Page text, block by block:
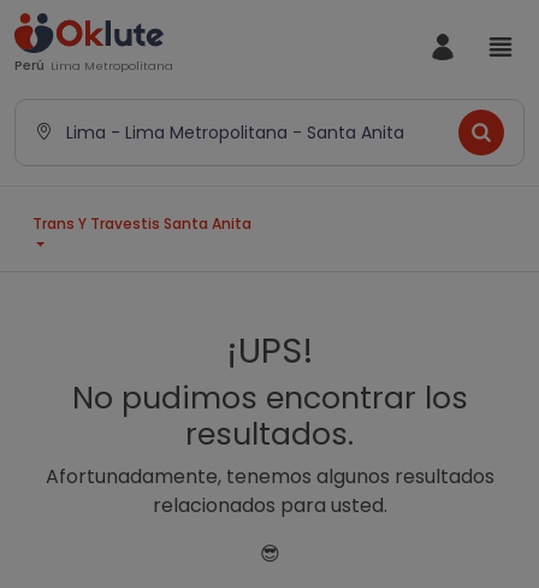
Perú Lima Metropolitana
Lima - Lima Metropolitana - Santa Anita
Trans Y Travestis Santa Anita
¡UPS!
No pudimos encontrar los
resultados.
Afortunadamente, tenemos algunos resultados
relacionados para usted.
😎